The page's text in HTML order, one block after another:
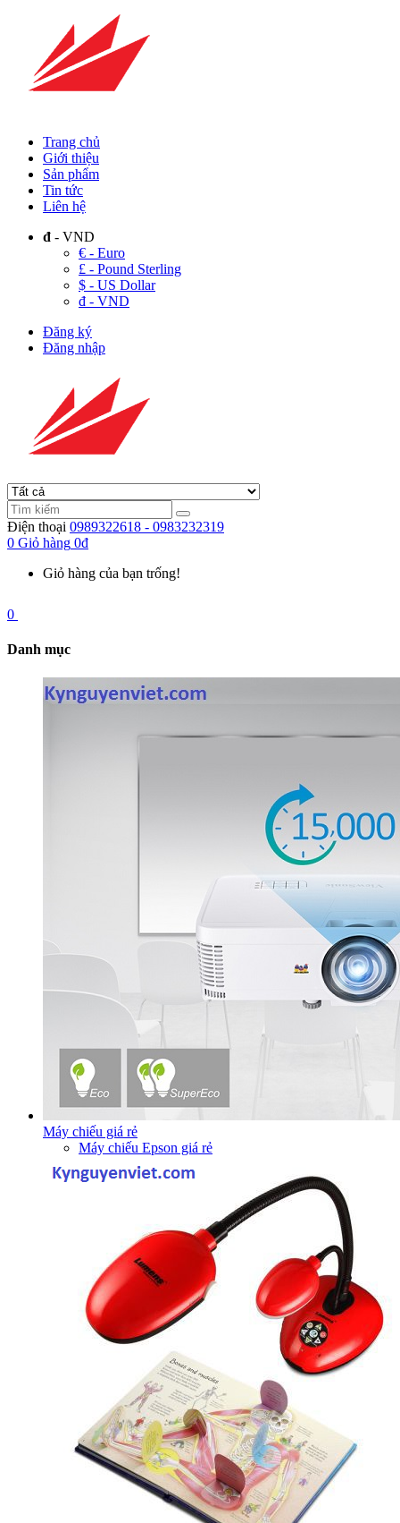
Trang chủ
Giới thiệu
Sản phẩm
Tin tức
Liên hệ
đ - VND
€ - Euro
£ - Pound Sterling
$ - US Dollar
đ - VND
Đăng ký
Đăng nhập
Điện thoại 0989322618 - 0983232319
0 Giỏ hàng 0đ
Giỏ hàng của bạn trống!
0
Danh mục
Máy chiếu giá rẻ
Máy chiếu Epson giá rẻ